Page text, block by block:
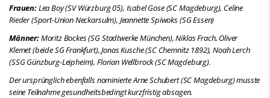
Frauen:Lea Boy (SV Würzburg 05), Isabel Gose (SC Magdeburg), Celine
Rieder (Sport-Union Neckarsulm), Jeannette Spiwoks (SG Essen)
Männer:Moritz Bockes (SG Stadtwerke München), Niklas Frach, Oliver
Klemet (beide SG Frankfurt), Jonas Kusche (SC Chemnitz 1892), Noah Lerch
(SSG Günzburg-Leipheim), Florian Wellbrock (SC Magdeburg).
Der ursprünglich ebenfalls nominierte Arne Schubert (SC Magdeburg) musste
seine Teilnahme gesundheitsbedingt kurzfristig absagen.